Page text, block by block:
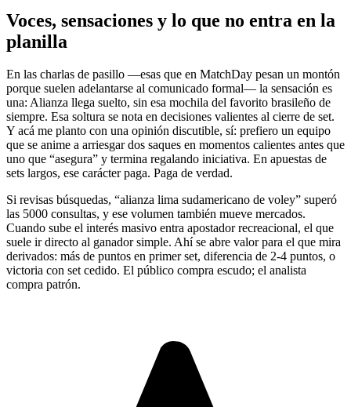
Voces, sensaciones y lo que no entra en la
planilla
En las charlas de pasillo —esas que en MatchDay pesan un montón
porque suelen adelantarse al comunicado formal— la sensación es
una: Alianza llega suelto, sin esa mochila del favorito brasileño de
siempre. Esa soltura se nota en decisiones valientes al cierre de set.
Y acá me planto con una opinión discutible, sí: prefiero un equipo
que se anime a arriesgar dos saques en momentos calientes antes que
uno que “asegura” y termina regalando iniciativa. En apuestas de
sets largos, ese carácter paga. Paga de verdad.
Si revisas búsquedas, “alianza lima sudamericano de voley” superó
las 5000 consultas, y ese volumen también mueve mercados.
Cuando sube el interés masivo entra apostador recreacional, el que
suele ir directo al ganador simple. Ahí se abre valor para el que mira
derivados: más de puntos en primer set, diferencia de 2-4 puntos, o
victoria con set cedido. El público compra escudo; el analista
compra patrón.